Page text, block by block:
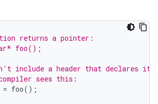
returns a pointer:
foo();
include a header that declares it,
sees this:
= foo();